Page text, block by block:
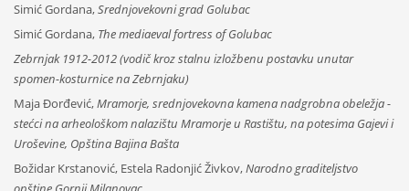
Simić Gordana,Srednjovekovni grad Golubac
Simić Gordana, The mediaeval fortress of Golubac
Zebrnjak 1912-2012 (vodič kroz stalnu izložbenu postavku unutar
spomen-kosturnice na Zebrnjaku)
Maja Đorđević,Mramorje, srednjovekovna kamena nadgrobna obeležja -
stećci na arheološkom nalazištu Mramorje u Rastištu, na potesima Gajevi i
Uroševine, Opština Bajina Bašta
Božidar Krstanović, Estela Radonjić Živkov,Narodno graditeljstvo